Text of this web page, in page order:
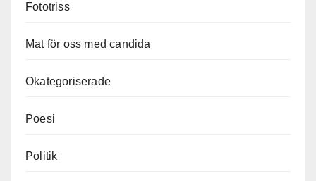
Fototriss
Mat för oss med candida
Okategoriserade
Poesi
Politik